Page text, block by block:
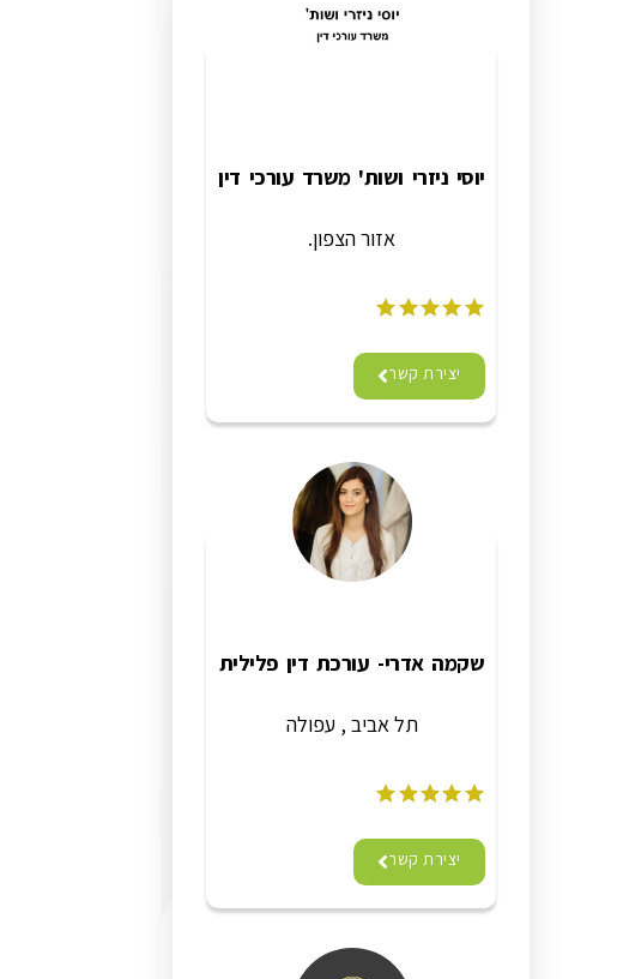
יוסי ניזרי ושות' משרד עורכי דין
אזור הצפון.
יצירת קשר
שקמה אדרי- עורכת דין פלילית
תל אביב , עפולה
יצירת קשר